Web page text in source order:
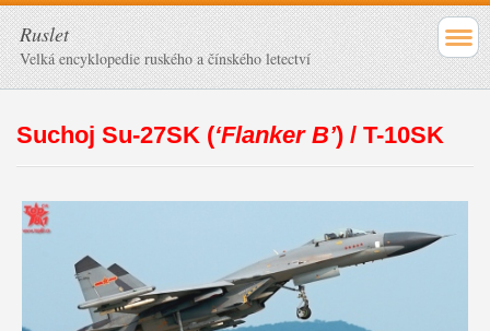
Ruslet
Velká encyklopedie ruského a čínského letectví
Suchoj Su-27SK (‘Flanker B’) / T-10SK